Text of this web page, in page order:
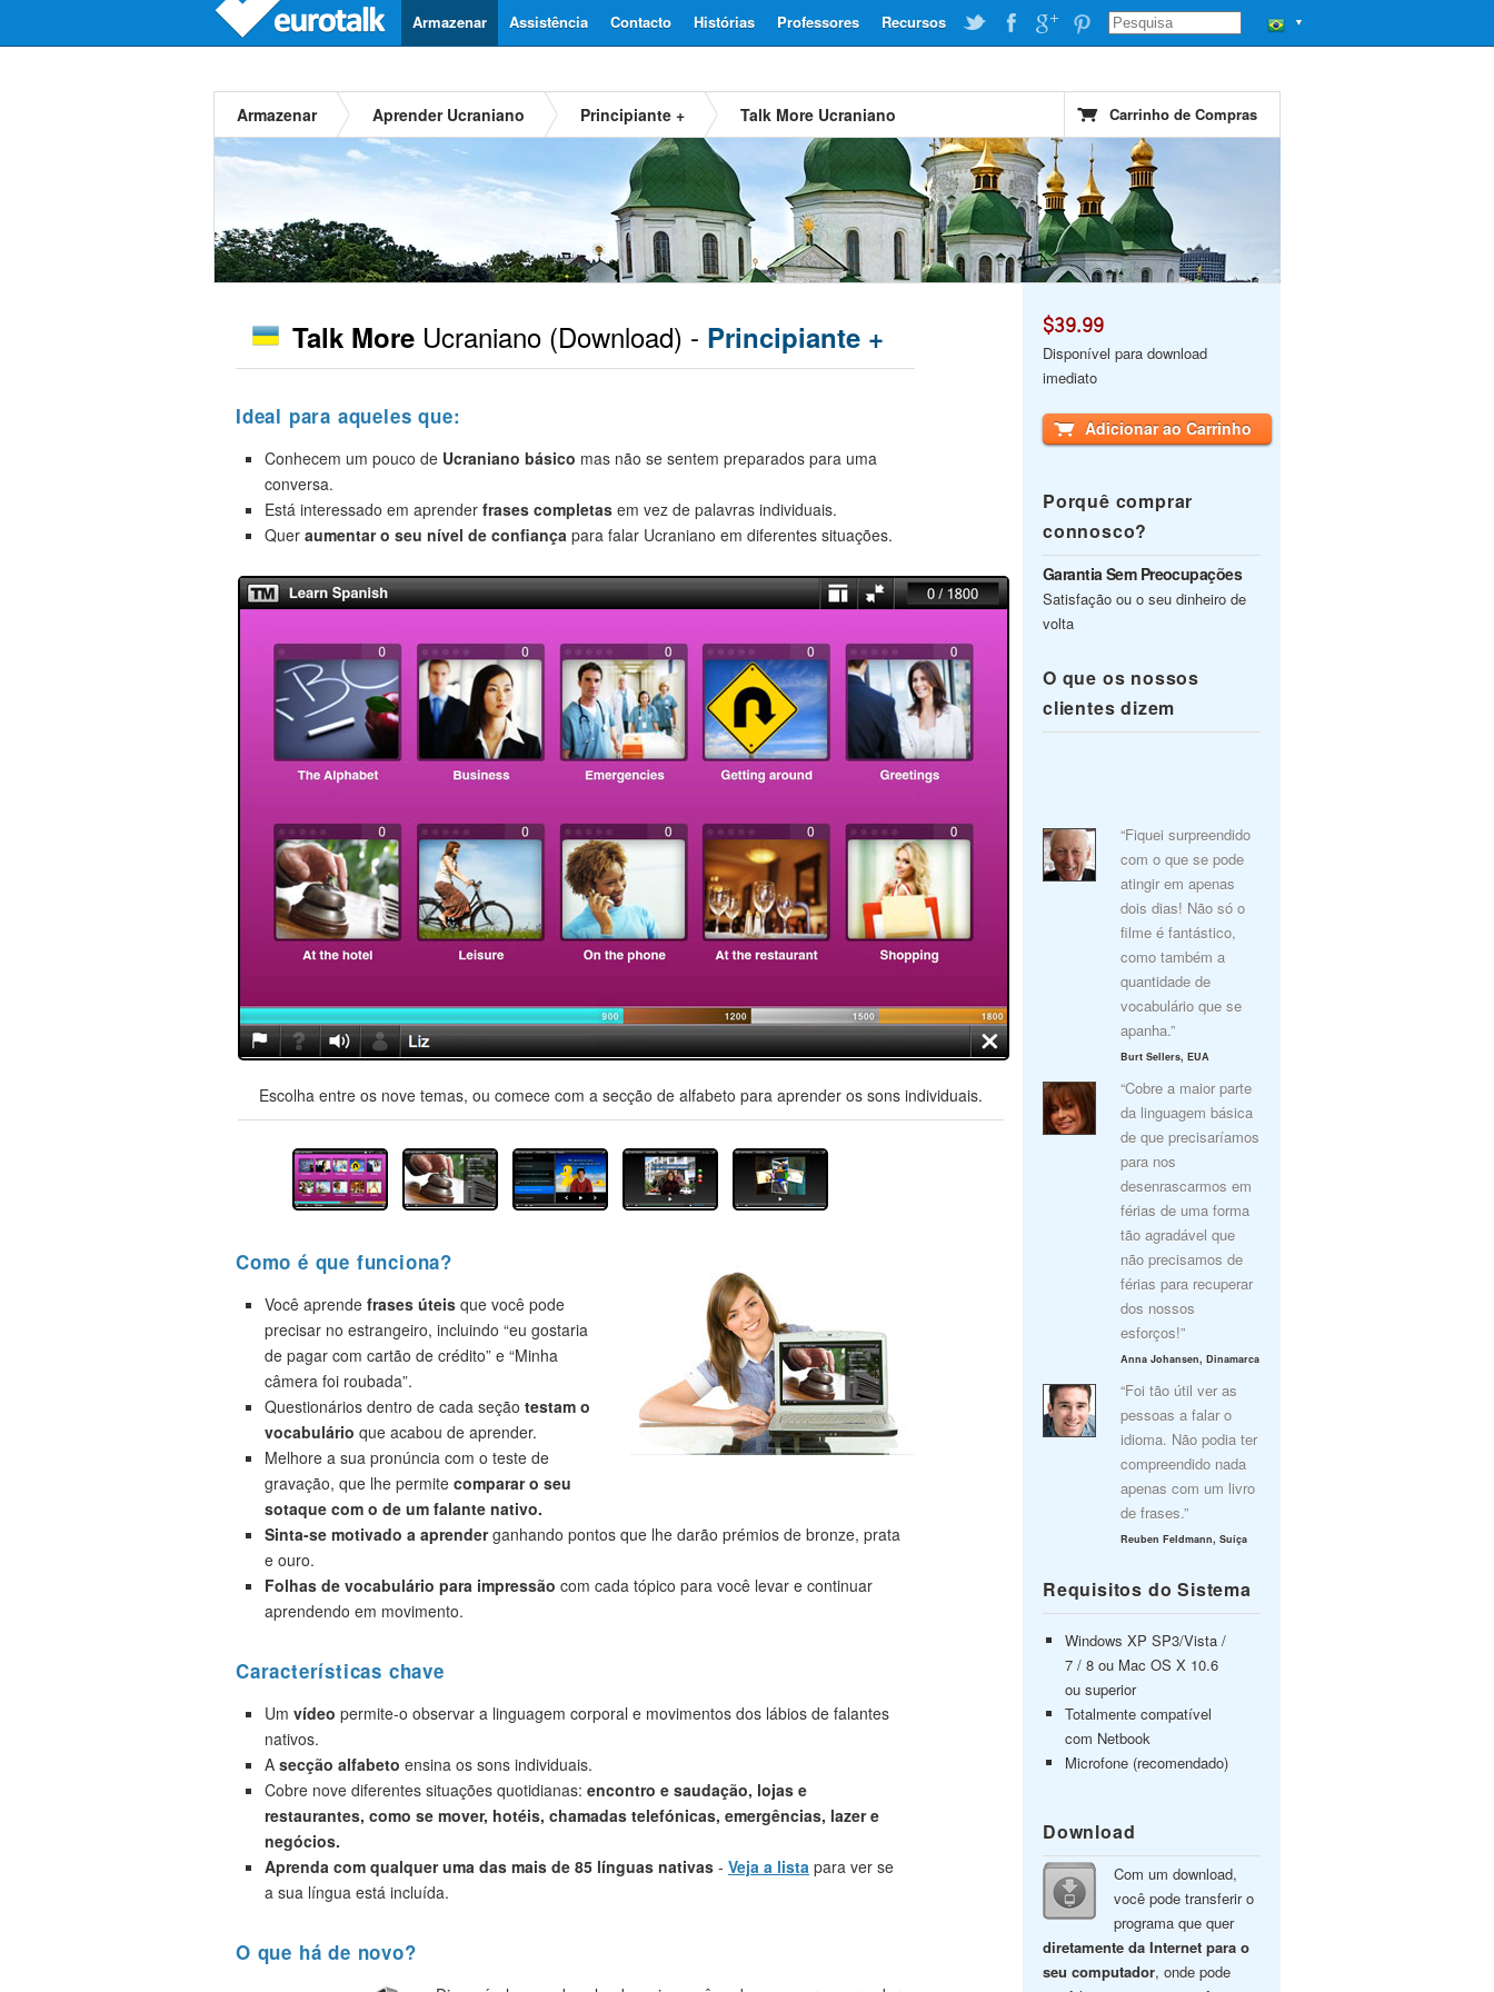
▼
Recursos
Professores
Histórias
Contacto
Assistência
Armazenar
Armazenar Aprender Ucraniano Principiante + Talk More Ucraniano Carrinho de Compras
Talk More Ucraniano (Download) - Principiante +
Ideal para aqueles que:
Conhecem um pouco de Ucraniano básico mas não se sentem preparados para uma
conversa.
Está interessado em aprender frases completas em vez de palavras individuais.
Quer aumentar o seu nível de confiança para falar Ucraniano em diferentes situações.
Escolha entre os nove temas, ou comece com a secção de alfabeto para aprender os sons individuais.
Como é que funciona?
Você aprende frases úteis que você pode
precisar no estrangeiro, incluindo “eu gostaria
de pagar com cartão de crédito” e “Minha
câmera foi roubada”.
Questionários dentro de cada seção testam o
vocabulário que acabou de aprender.
Melhore a sua pronúncia com o teste de
gravação, que lhe permite comparar o seu
sotaque com o de um falante nativo.
Sinta-se motivado a aprenderganhando pontos que lhe darão prémios de bronze, prata
e ouro.
Folhas de vocabulário para impressão com cada tópico para você levar e continuar
aprendendo em movimento.
Características chave
Um vídeo permite-o observar a linguagem corporal e movimentos dos lábios de falantes
nativos.
A secção alfabeto ensina os sons individuais.
Cobre nove diferentes situações quotidianas: encontro e saudação, lojas e
restaurantes, como se mover, hotéis, chamadas telefónicas, emergências, lazer e
negócios.
Aprenda com qualquer uma das mais de 85 línguas nativas - Veja a lista para ver se
a sua língua está incluída.
O que há de novo?
$39.99
Disponível para download
imediato
Adicionar ao Carrinho
Porquê comprar
connosco?
Garantia Sem Preocupações
Satisfação ou o seu dinheiro de
volta
O que os nossos
clientes dizem
“Fiquei surpreendido
com o que se pode
atingir em apenas
dois dias! Não só o
filme é fantástico,
como também a
quantidade de
vocabulário que se
apanha.”
Burt Sellers, EUA
“Cobre a maior parte
da linguagem básica
de que precisaríamos
para nos
desenrascarmos em
férias de uma forma
tão agradável que
não precisamos de
férias para recuperar
dos nossos
esforços!”
Anna Johansen, Dinamarca
“Foi tão útil ver as
pessoas a falar o
idioma. Não podia ter
compreendido nada
apenas com um livro
de frases.”
Reuben Feldmann, Suíça
Requisitos do Sistema
Windows XP SP3/Vista /
7 / 8 ou Mac OS X 10.6
ou superior
Totalmente compatível
com Netbook
Microfone (recomendado)
Download
Com um download,
você pode transferir o
programa que quer
diretamente da Internet para o
seu computador, onde pode